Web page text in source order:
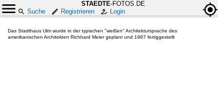
STAEDTE-FOTOS.DE
Suche
Registrieren Login
Das Stadthaus Ulm wurde in der typischen "weißen" Architektursprache des
amerikanischen Architekten Richhard Meier geplant und 1987 fertiggestellt